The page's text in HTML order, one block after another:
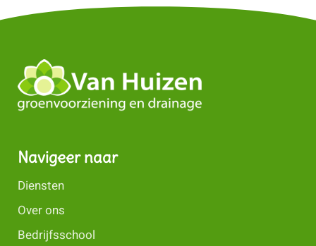
Navigeer naar
Diensten
Over ons
Bedrijfsschool